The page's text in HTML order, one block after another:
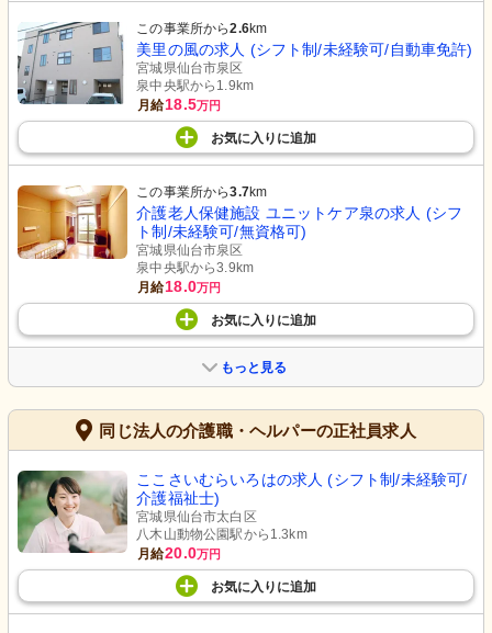
この事業所から2.6km
美里の風の求人 (シフト制/未経験可/自動車免許)
宮城県仙台市泉区
泉中央駅から1.9km
月給18.5万円
お気に入り に追加
この事業所から3.7km
介護老人保健施設 ユニットケア泉の求人 (シフ
ト制/未経験可/無資格可)
宮城県仙台市泉区
泉中央駅から3.9km
月給18.0万円
お気に入り に追加
もっと見る
同じ法人の介護職・ヘルパーの正社員求人
ここさいむらいろはの求人 (シフト制/未経験可/
介護福祉士)
宮城県仙台市太白区
八木山動物公園駅から1.3km
月給20.0万円
お気に入り に追加